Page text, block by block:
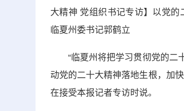
大精神 党组织书记专访】以党
临夏州委书记郭鹤立
“临夏州将把学习贯彻党的二十
动党的二十大精神落地生根，加
在接受本报记者专访时说。